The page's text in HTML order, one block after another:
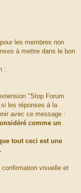
les membres non
à mettre dans le bon
:
"Stop Forum
les réponses à la
avec ce message :
comme un
tout ceci est une
visuelle et